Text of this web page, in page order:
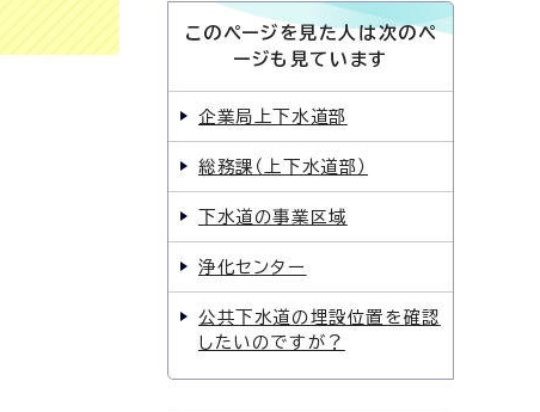
このページを見た人は次のペ
ージも見ています
企業局上下水道部
総務課（上下水道部）
下水道の事業区域
浄化センター
公共下水道の埋設位置を確認
したいのですが？